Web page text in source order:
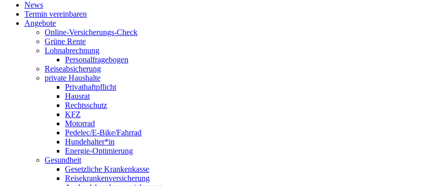
News
Termin vereinbaren
Angebote
Online-Versicherungs-Check
Grüne Rente
Lohnabrechnung
Personalfragebogen
Reiseabsicherung
private Haushalte
Privathaftpflicht
Hausrat
Rechtsschutz
KFZ
Motorrad
Pedelec/E-Bike/Fahrrad
Hundehalter*in
Energie-Optimierung
Gesundheit
Gesetzliche Krankenkasse
Reisekrankenversicherung